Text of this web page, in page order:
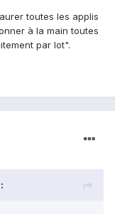
toutes les applis
à la main toutes
par lot".